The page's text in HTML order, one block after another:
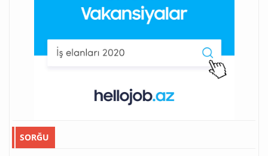
SORĞU